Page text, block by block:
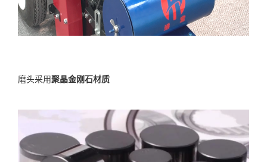
磨头采用聚晶金刚石材质